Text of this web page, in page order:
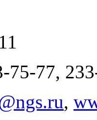
75-77,
,